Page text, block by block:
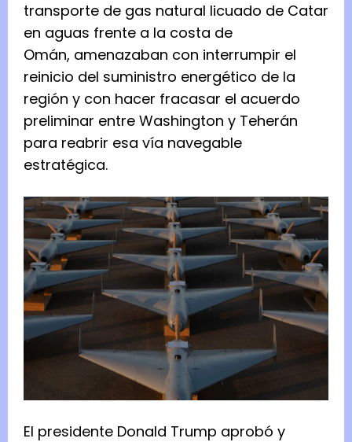
transporte de gas natural licuado de Catar
en aguas frente a la costa de
Omán, amenazaban con interrumpir el
reinicio del suministro energético de la
región y con hacer fracasar el acuerdo
preliminar entre Washington y Teherán
para reabrir esa vía navegable
estratégica.
El presidente Donald Trump aprobó y